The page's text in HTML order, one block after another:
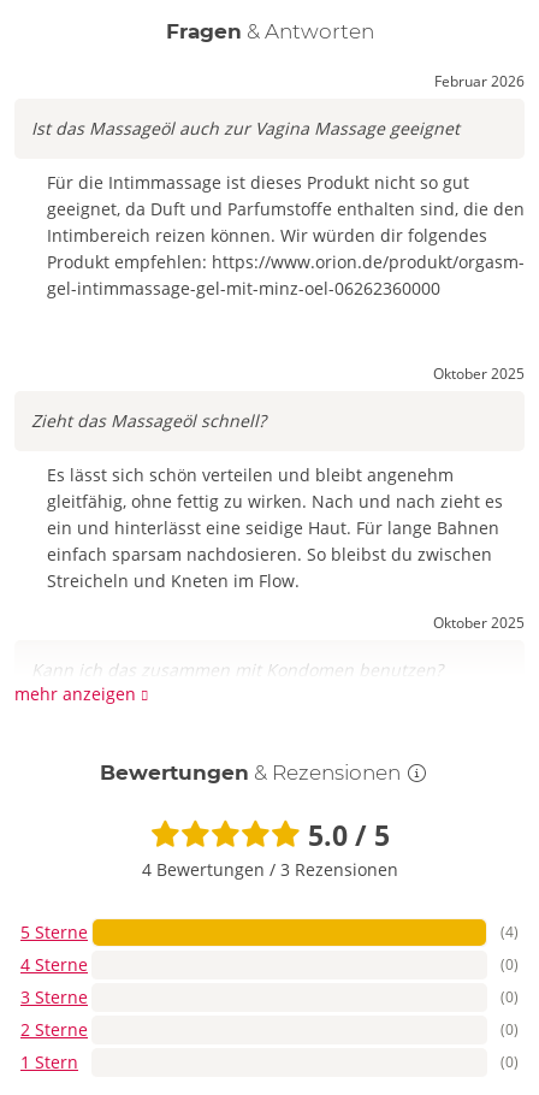
Fragen & Antworten
Februar 2026
Ist das Massageöl auch zur Vagina Massage geeignet
Für die Intimmassage ist dieses Produkt nicht so gut
geeignet, da Duft und Parfumstoffe enthalten sind, die den
Intimbereich reizen können. Wir würden dir folgendes
Produkt empfehlen: https://www.orion.de/produkt/orgasm-
gel-intimmassage-gel-mit-minz-oel-06262360000
Oktober 2025
Zieht das Massageöl schnell?
Es lässt sich schön verteilen und bleibt angenehm
gleitfähig, ohne fettig zu wirken. Nach und nach zieht es
ein und hinterlässt eine seidige Haut. Für lange Bahnen
einfach sparsam nachdosieren. So bleibst du zwischen
Streicheln und Kneten im Flow.
Oktober 2025
Kann ich das zusammen mit Kondomen benutzen?
wasserbasiertes Gel wechseln. Bei Toys auf die
Lustspiel das passende Gleitmittel wählen.
Klebt das Öl später auf der Bettwäsche?
Mit moderater Menge bleibt’s seidig statt klebrig.
Textilfreundlich ist es, aber Öl ist nun mal Öl: Leg ein
Handtuch drunter oder nutze Massagetücher. Kleine Reste
lassen sich meist gut auswaschen. Dosieren ist die beste
Fleckenschutz-Strategie.
mehr anzeigen
Bewertungen & Rezensionen
5.0 / 5
4 Bewertungen / 3 Rezensionen
5 Sterne (4)
4 Sterne (0)
3 Sterne (0)
2 Sterne (0)
1 Stern (0)